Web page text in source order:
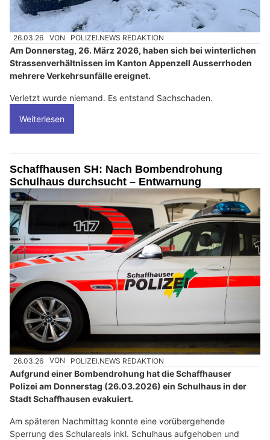
26.03.26 VON POLIZEI.NEWS REDAKTION
Am Donnerstag, 26. März 2026, haben sich bei winterlichen
Strassenverhältnissen im Kanton Appenzell Ausserrhoden
mehrere Verkehrsunfälle ereignet.
Verletzt wurde niemand. Es entstand Sachschaden.
Weiterlesen
Schaffhausen SH: Nach Bombendrohung
Schulhaus durchsucht – Entwarnung
26.03.26 VON POLIZEI.NEWS REDAKTION
Aufgrund einer Bombendrohung hat die Schaffhauser
Polizei am Donnerstag (26.03.2026) ein Schulhaus in der
Stadt Schaffhausen evakuiert.
Am späteren Nachmittag konnte eine vorübergehende
Sperrung des Schulareals inkl. Schulhaus aufgehoben und